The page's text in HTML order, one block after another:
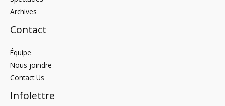
Archives
Contact
Équipe
Nous joindre
Contact Us
Infolettre